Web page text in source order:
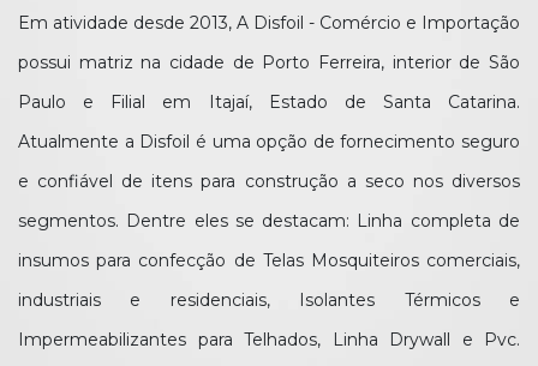
Em atividade desde 2013, A Disfoil - Comércio e Importação
possui matriz na cidade de Porto Ferreira, interior de São
Paulo e Filial em Itajaí, Estado de Santa Catarina.
Atualmente a Disfoil é uma opção de fornecimento seguro
e confiável de itens para construção a seco nos diversos
segmentos. Dentre eles se destacam: Linha completa de
insumos para confecção de Telas Mosquiteiros comerciais,
industriais e residenciais, Isolantes Térmicos e
Impermeabilizantes para Telhados, Linha Drywall e Pvc.